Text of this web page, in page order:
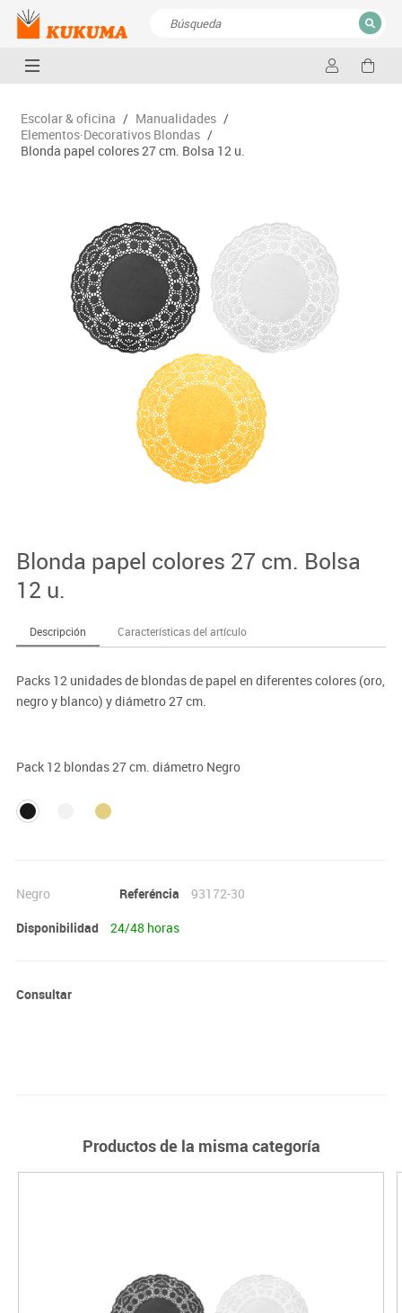
CERRAR
Escolar & oficina / Manualidades /
Elementos·Decorativos Blondas /
Blonda papel colores 27 cm. Bolsa 12 u.
Blonda papel colores 27 cm. Bolsa
12 u.
Descripción Características del artículo
Packs 12 unidades de blondas de papel en diferentes colores (oro,
negro y blanco) y diámetro 27 cm.
Pack 12 blondas 27 cm. diámetro Negro
Negro Referéncia
93172-30
Disponibilidad
24/48 horas
Consultar
Productos de la misma categoría